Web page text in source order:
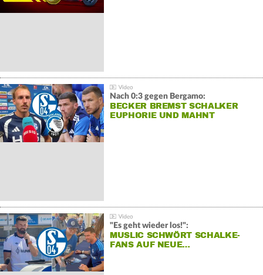
Nach 0:3 gegen Bergamo:
BECKER BREMST SCHALKER
EUPHORIE UND MAHNT
"Es geht wieder los!":
MUSLIC SCHWÖRT SCHALKE-
FANS AUF NEUE…